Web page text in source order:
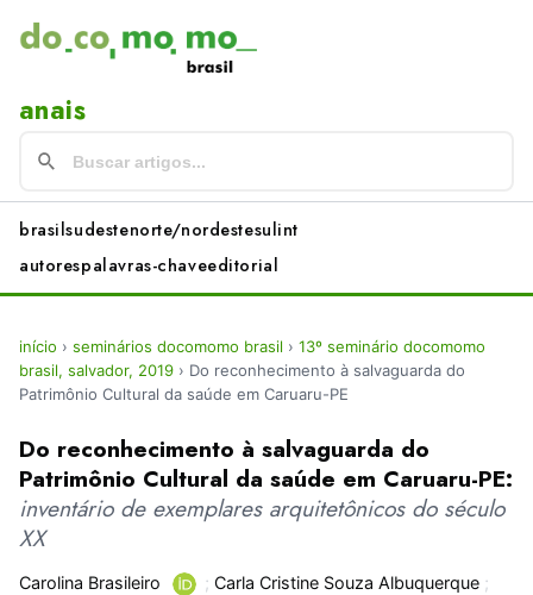
anais
brasilsudestenorte/nordestesulint
autorespalavras-chaveeditorial
início › seminários docomomo brasil › 13º seminário docomomo
brasil, salvador, 2019 › Do reconhecimento à salvaguarda do
Patrimônio Cultural da saúde em Caruaru-PE
Do reconhecimento à salvaguarda do
Patrimônio Cultural da saúde em Caruaru-PE:
inventário de exemplares arquitetônicos do século
XX
Carolina Brasileiro ; Carla Cristine Souza Albuquerque ;